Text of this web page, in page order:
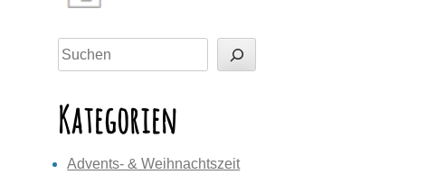
Suchen
Kategorien
Advents- & Weihnachtszeit